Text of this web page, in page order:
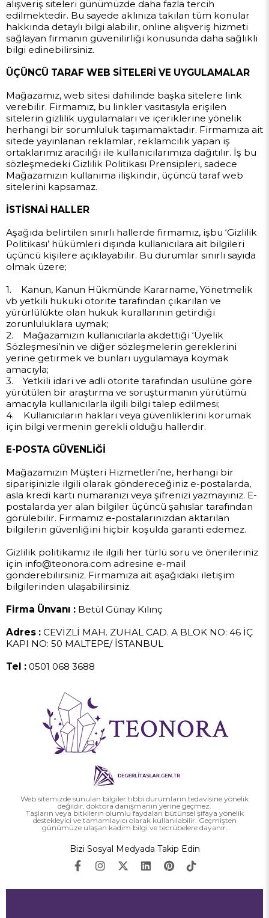
alışveriş siteleri günümüzde daha fazla tercih
edilmektedir. Bu sayede aklınıza takılan tüm konular
hakkında detaylı bilgi alabilir, online alışveriş hizmeti
sağlayan firmanın güvenilirliği konusunda daha sağlıklı
bilgi edinebilirsiniz.
ÜÇÜNCÜ TARAF WEB SİTELERİ VE UYGULAMALAR
Mağazamız, web sitesi dahilinde başka sitelere link
verebilir. Firmamız, bu linkler vasıtasıyla erişilen
sitelerin gizlilik uygulamaları ve içeriklerine yönelik
herhangi bir sorumluluk taşımamaktadır. Firmamıza ait
sitede yayınlanan reklamlar, reklamcılık yapan iş
ortaklarımız aracılığı ile kullanıcılarımıza dağıtılır. İş bu
sözleşmedeki Gizlilik Politikası Prensipleri, sadece
Mağazamızın kullanıma ilişkindir, üçüncü taraf web
sitelerini kapsamaz.
İSTİSNAİ HALLER
Aşağıda belirtilen sınırlı hallerde firmamız, işbu ‘Gizlilik
Politikası’ hükümleri dışında kullanıcılara ait bilgileri
üçüncü kişilere açıklayabilir. Bu durumlar sınırlı sayıda
olmak üzere;
1. Kanun, Kanun Hükmünde Kararname, Yönetmelik
vb yetkili hukuki otorite tarafından çıkarılan ve
yürürlülükte olan hukuk kurallarının getirdiği
zorunluluklara uymak;
2. Mağazamızın kullanıcılarla akdettiği ‘Üyelik
Sözleşmesi’nin ve diğer sözleşmelerin gereklerini
yerine getirmek ve bunları uygulamaya koymak
amacıyla;
3. Yetkili idari ve adli otorite tarafından usulüne göre
yürütülen bir araştırma ve soruşturmanın yürütümü
amacıyla kullanıcılarla ilgili bilgi talep edilmesi;
4. Kullanıcıların hakları veya güvenliklerini korumak
için bilgi vermenin gerekli olduğu hallerdir.
E-POSTA GÜVENLİĞİ
Mağazamızın Müşteri Hizmetleri’ne, herhangi bir
siparişinizle ilgili olarak göndereceğiniz e-postalarda,
asla kredi kartı numaranızı veya şifrenizi yazmayınız. E-
postalarda yer alan bilgiler üçüncü şahıslar tarafından
görülebilir. Firmamız e-postalarınızdan aktarılan
bilgilerin güvenliğini hiçbir koşulda garanti edemez.
Gizlilik politikamız ile ilgili her türlü soru ve önerileriniz
için info@teonora.com adresine e-mail
gönderebilirsiniz. Firmamıza ait aşağıdaki iletişim
bilgilerinden ulaşabilirsiniz.
Firma Ünvanı : Betül Günay Kılınç
Adres : CEVİZLİ MAH. ZUHAL CAD. A BLOK NO: 46 İÇ
KAPI NO: 50 MALTEPE/ İSTANBUL
Tel : 0501 068 3688
Web sitemizde sunulan bilgiler tıbbi durumların tedavisine yönelik
değildir, doktora danışmanın yerine geçmez.
Taşların veya bitkilerin olumlu faydaları bütünsel şifaya yönelik
destekleyici ve tamamlayıcı olarak kullanılabilir. Geçmişten
günümüze ulaşan kadim bilgi ve tecrübelere dayanır.
Bizi Sosyal Medyada Takip Edin